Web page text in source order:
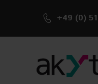
+49 (0)